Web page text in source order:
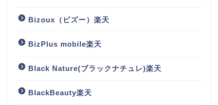
Bizoux（ビズー）楽天
BizPlus mobile楽天
Black Nature(ブラックナチュレ)楽天
BlackBeauty楽天